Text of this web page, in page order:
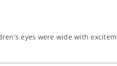
eyes were wide with